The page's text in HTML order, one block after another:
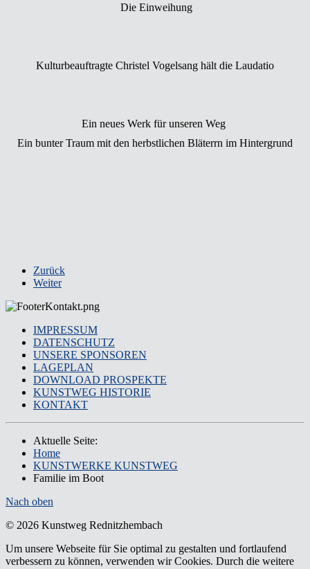
Die Einweihung
Kulturbeauftragte Christel Vogelsang hält die Laudatio
Ein neues Werk für unseren Weg
Ein bunter Traum mit den herbstlichen Bläterrn im Hintergrund
Zurück
Weiter
IMPRESSUM
DATENSCHUTZ
UNSERE SPONSOREN
LAGEPLAN
DOWNLOAD PROSPEKTE
KUNSTWEG HISTORIE
KONTAKT
Aktuelle Seite:
Home
KUNSTWERKE KUNSTWEG
Familie im Boot
Nach oben
© 2026 Kunstweg Rednitzhembach
Um unsere Webseite für Sie optimal zu gestalten und fortlaufend
verbessern zu können, verwenden wir Cookies. Durch die weitere